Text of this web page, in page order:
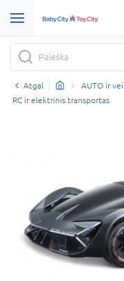
Atgal AUTO ir
RC ir elektrinis transportas